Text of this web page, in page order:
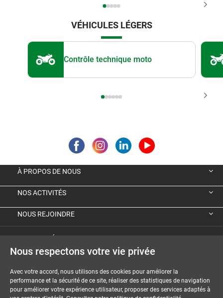
VÉHICULES LÉGERS
Contrôle technique moto
À PROPOS DE NOUS
NOS ACTIVITÉS
NOUS REJOINDRE
MENTIONS LÉGALES
Nous respectons votre vie privée
Avec votre accord, nous utilisons des cookies pour améliorer la
performance et la sécurité de ce site, réaliser des statistiques de navigation
pour améliorer votre expérience utilisateur, proposer des services adaptés à